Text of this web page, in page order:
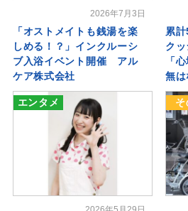
2026年7月3日
「オストメイトも銭湯を楽
しめる！？」インクルーシ
ブ入浴イベント開催 アル
ケア株式会社
累
ク
「
無
エンタメ そ